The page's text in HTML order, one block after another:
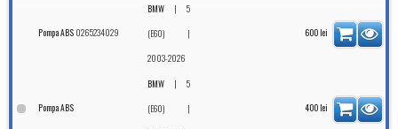
Pompa ABS 0265234029
BMW |5
(E60) |
2003-2026
600 lei
Pompa ABS
BMW |5
(E60) |
400 lei